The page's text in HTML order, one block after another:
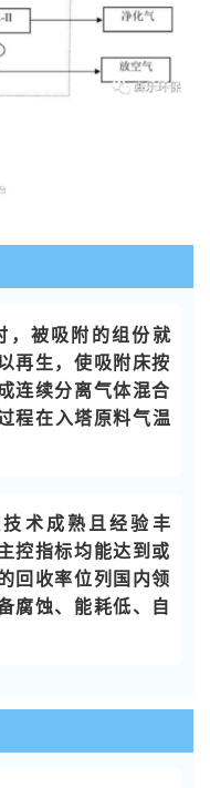
，被吸附的组份就
再生，使吸附床按
连续分离气体混合
程在入塔原料气温
术成熟且经验丰
控指标均能达到或
回收率位列国内领
腐蚀、能耗低、自